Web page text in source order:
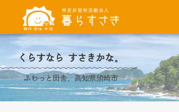
くらすなら すさきかな。
ふわっと田舎。高知県須崎市